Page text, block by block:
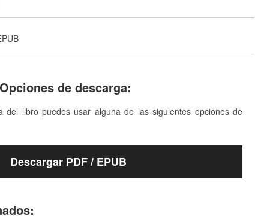
Opciones de descarga:
del libro puedes usar alguna de las siguientes opciones de
Descargar PDF / EPUB